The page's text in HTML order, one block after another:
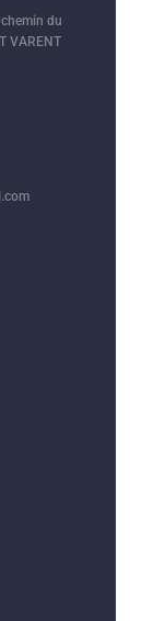
chemin du
VARENT